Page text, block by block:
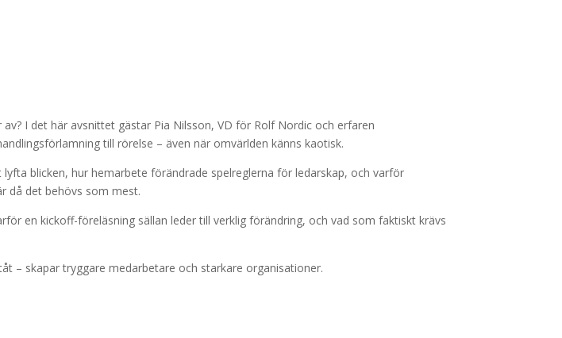
I det här avsnittet gästar Pia Nilsson, VD för Rolf Nordic och erfaren
till rörelse – även när omvärlden känns kaotisk.
blicken, hur hemarbete förändrade spelreglerna för ledarskap, och varför
då det behövs som mest.
en kickoff-föreläsning sällan leder till verklig förändring, och vad som faktiskt krävs
– skapar tryggare medarbetare och starkare organisationer.